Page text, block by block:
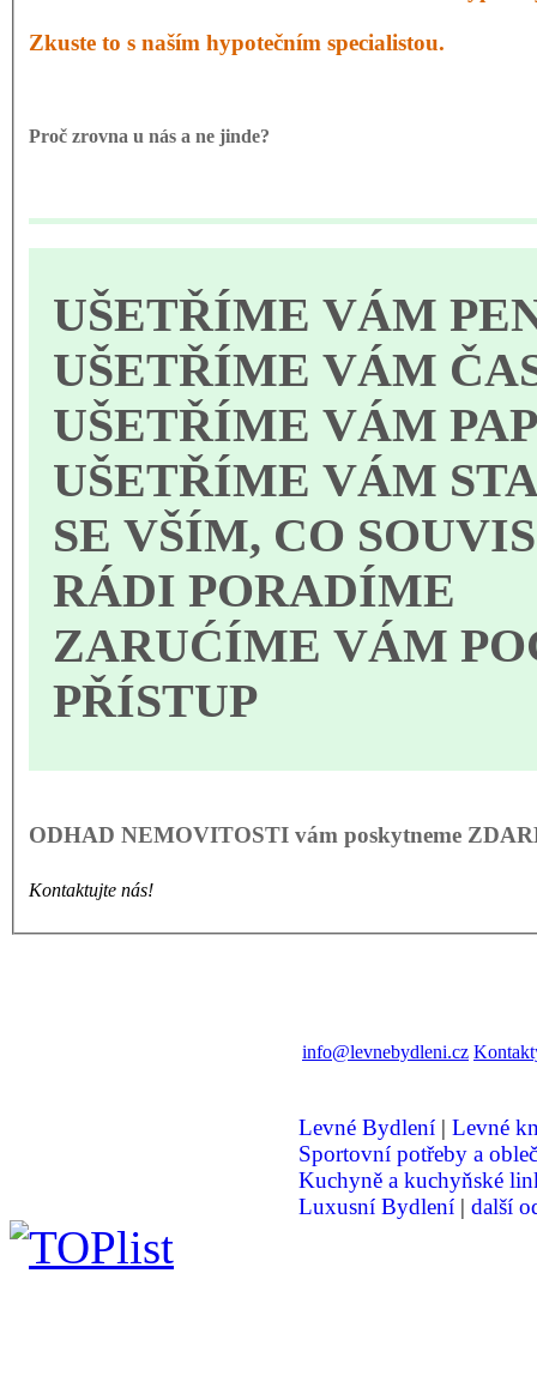
Zkuste to s naším hypotečním specialistou.
Proč zrovna u nás a ne jinde?
UŠETŘÍME VÁM
UŠETŘÍME VÁM
UŠETŘÍME VÁM
UŠETŘÍME VÁM
SE VŠÍM, CO
RÁDI PORADÍME
ZARUĆÍME VÁM
PŘÍSTUP
ODHAD NEMOVITOSTI vám poskytneme
Kontaktujte nás!
info@levnebydleni.cz
Levné Bydlení | Levné
Sportovní potřeby a
Kuchyně a kuchyňské
Luxusní Bydlení | další